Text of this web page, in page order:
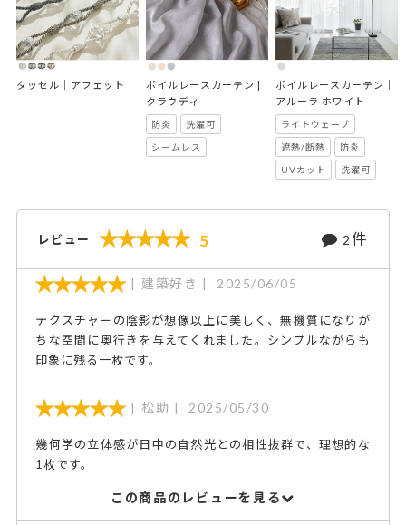
タッセル｜アフェット
ボイルレースカーテン |
クラウディ
防炎 洗濯可
シームレス
ボイルレースカーテン｜
アルーラ ホワイト
ライトウェーブ
遮熱/断熱 防炎
UVカット 洗濯可
レビュー 5 2件
建築好き 2025/06/05
テクスチャーの陰影が想像以上に美しく、無機質になりが
ちな空間に奥行きを与えてくれました。シンプルながらも
印象に残る一枚です。
松助 2025/05/30
幾何学の立体感が日中の自然光との相性抜群で、理想的な
1枚です。
この商品のレビューを見る